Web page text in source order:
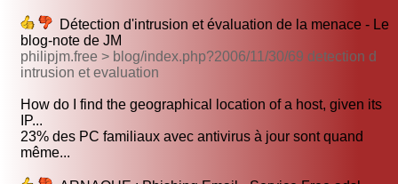
Détection d'intrusion et évaluation de la menace - Le
blog-note de JM
philipjm.free > blog/index.php?2006/11/30/69 detection d
intrusion et evaluation
How do I find the geographical location of a host, given its
IP...
23% des PC familiaux avec antivirus à jour sont quand
même...